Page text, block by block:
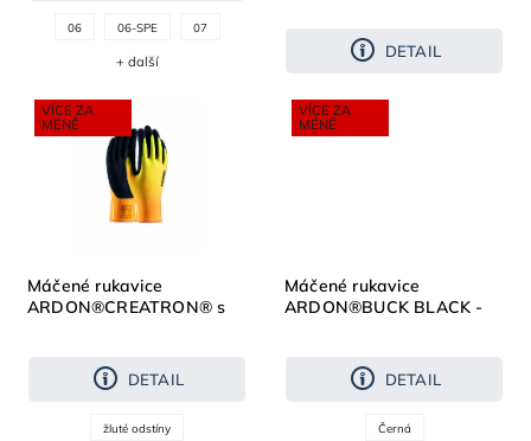
06 06-SPE 07
+ další
DETAIL
VÍCE ZA
MÉNĚ
Máčené rukavice
ARDON®CREATRON® s
DETAIL
žluté odstíny
VÍCE ZA
MÉNĚ
Máčené rukavice
ARDON®BUCK BLACK -
DETAIL
Černá